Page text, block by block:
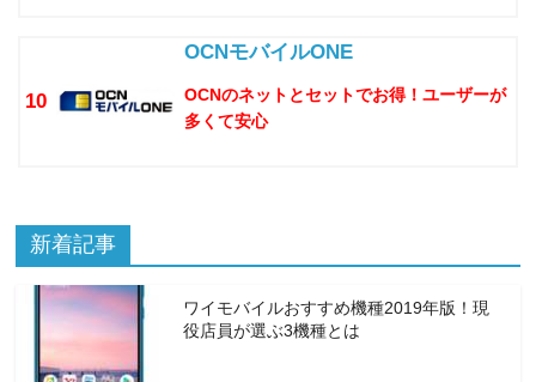
10
OCNモバイルONE
OCNのネットとセットでお得！ユーザーが
多くて安心
新着記事
ワイモバイルおすすめ機種2019年版！現
役店員が選ぶ3機種とは